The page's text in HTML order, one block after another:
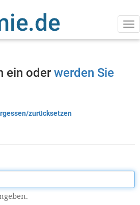
ein oder werden Sie
zurücksetzen